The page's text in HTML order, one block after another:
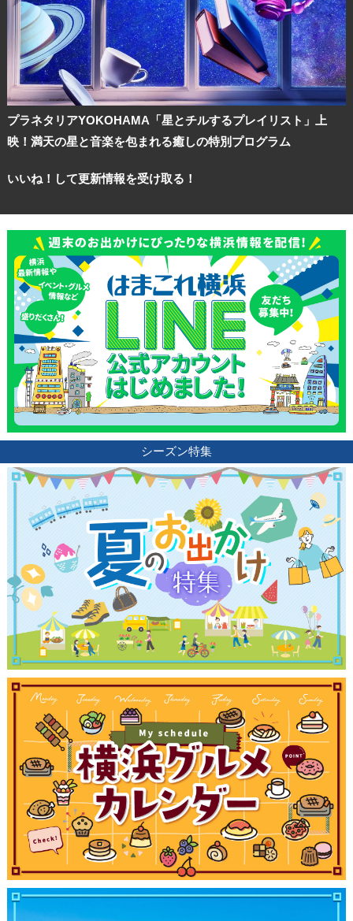
プラネタリアYOKOHAMA「星とチルするプレイリスト」上
映！満天の星と音楽を包まれる癒しの特別プログラム
いいね！して更新情報を受け取る！
シーズン特集
観光ガイド
ランキング
ブログ記事
サイトについて